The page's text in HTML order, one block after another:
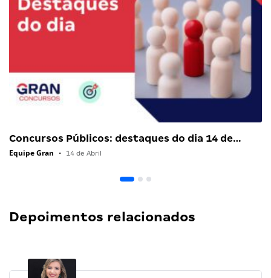
Concursos Públicos: destaques do dia 14 de…
Equipe Gran • 14 de Abril
Depoimentos relacionados